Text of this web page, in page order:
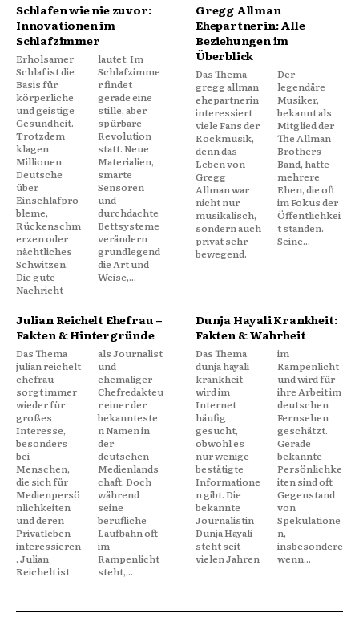
Schlafen wie nie zuvor:
Innovationen im
Schlafzimmer
Erholsamer
Schlaf ist die
Basis für
körperliche
und geistige
Gesundheit.
Trotzdem
klagen
Millionen
Deutsche
über
Einschlafpro
bleme,
Rückenschm
erzen oder
nächtliches
Schwitzen.
Die gute
Nachricht
lautet: Im
Schlafzimme
r findet
gerade eine
stille, aber
spürbare
Revolution
statt. Neue
Materialien,
smarte
Sensoren
und
durchdachte
Bettsysteme
verändern
grundlegend
die Art und
Weise,...
Gregg Allman
Ehepartnerin: Alle
Beziehungen im
Überblick
Das Thema
gregg allman
ehepartnerin
interessiert
viele Fans der
Rockmusik,
denn das
Leben von
Gregg
Allman war
nicht nur
musikalisch,
sondern auch
privat sehr
bewegend.
Der
legendäre
Musiker,
bekannt als
Mitglied der
The Allman
Brothers
Band, hatte
mehrere
Ehen, die oft
im Fokus der
Öffentlichkei
t standen.
Seine...
Julian Reichelt Ehefrau –
Fakten & Hintergründe
Das Thema
julian reichelt
ehefrau
sorgt immer
wieder für
großes
Interesse,
besonders
bei
Menschen,
die sich für
Medienpersö
nlichkeiten
und deren
Privatleben
interessieren
. Julian
Reichelt ist
als Journalist
und
ehemaliger
Chefredakteu
r einer der
bekannteste
n Namen in
der
deutschen
Medienlands
chaft. Doch
während
seine
berufliche
Laufbahn oft
im
Rampenlicht
steht,...
Dunja Hayali Krankheit:
Fakten & Wahrheit
Das Thema
dunja hayali
krankheit
wird im
Internet
häufig
gesucht,
obwohl es
nur wenige
bestätigte
Informatione
n gibt. Die
bekannte
Journalistin
Dunja Hayali
steht seit
vielen Jahren
im
Rampenlicht
und wird für
ihre Arbeit im
deutschen
Fernsehen
geschätzt.
Gerade
bekannte
Persönlichke
iten sind oft
Gegenstand
von
Spekulatione
n,
insbesondere
wenn...